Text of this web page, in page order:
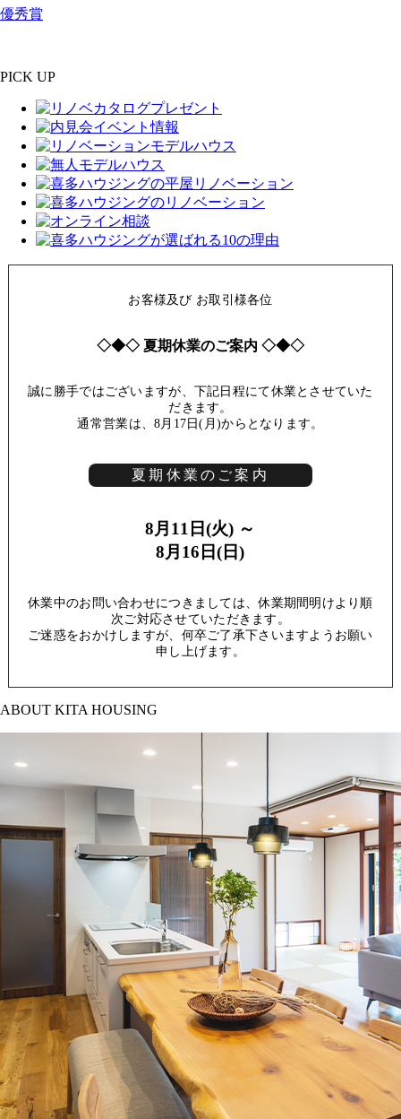
優秀賞
PICK UP
お客様及び お取引様各位
◇◆◇ 夏期休業のご案内 ◇◆◇
誠に勝手ではございますが、下記日程にて休業とさせていた
だきます。
通常営業は、8月17日(月)からとなります。
夏期休業のご案内
8月11日(火) ～
8月16日(日)
休業中のお問い合わせにつきましては、休業期間明けより順
次ご対応させていただきます。
ご迷惑をおかけしますが、何卒ご了承下さいますようお願い
申し上げます。
ABOUT KITA HOUSING